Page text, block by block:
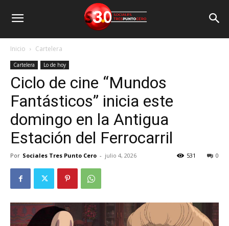
Inicio Cartelera
Cartelera Lo de hoy
Ciclo de cine “Mundos
Fantásticos” inicia este
domingo en la Antigua
Estación del Ferrocarril
Por Sociales Tres Punto Cero - julio 4, 2026 0
531